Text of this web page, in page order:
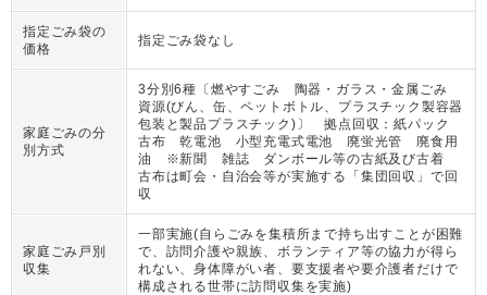
指定ごみ袋の
価格
指定ごみ袋なし
家庭ごみの分
別方式
3分別6種〔燃やすごみ 陶器・ガラス・金属ごみ
資源(びん、缶、ペットボトル、プラスチック製容器
包装と製品プラスチック)〕 拠点回収：紙パック
古布 乾電池 小型充電式電池 廃蛍光管 廃食用
油 ※新聞 雑誌 ダンボール等の古紙及び古着
古布は町会・自治会等が実施する「集団回収」で回
収
家庭ごみ戸別
収集
一部実施(自らごみを集積所まで持ち出すことが困難
で、訪問介護や親族、ボランティア等の協力が得ら
れない、身体障がい者、要支援者や要介護者だけで
構成される世帯に訪問収集を実施)